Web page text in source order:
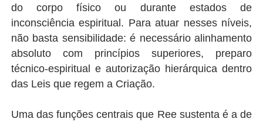
do corpo físico ou durante estados de
inconsciência espiritual. Para atuar nesses níveis,
não basta sensibilidade: é necessário alinhamento
absoluto com princípios superiores, preparo
técnico-espiritual e autorização hierárquica dentro
das Leis que regem a Criação.
Uma das funções centrais que Ree sustenta é a de